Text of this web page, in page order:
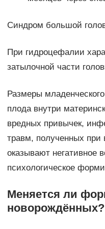
Синдром большой
При гидроцефалии
затылочной части
Размеры
плода внутри
вредных привычек,
травм, полученных
оказывают негативное
психологическое
Меняется ли
новорождённых?